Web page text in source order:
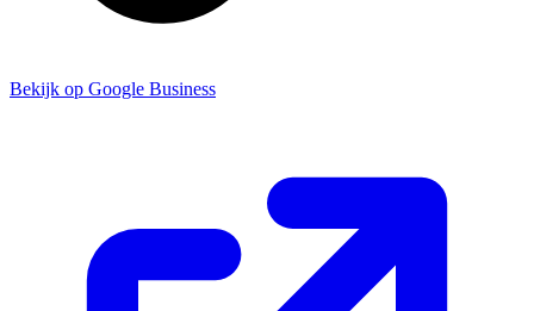
Bekijk op Google Business